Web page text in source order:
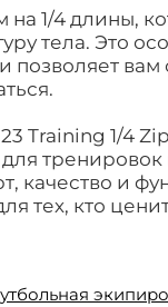
1/4 длины,
тела. Это
вам
Training 1/4
качество и
тех, кто